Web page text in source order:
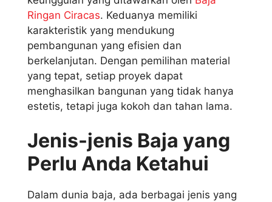
Ringan Ciracas. Keduanya memiliki
karakteristik yang mendukung
pembangunan yang efisien dan
berkelanjutan. Dengan pemilihan material
yang tepat, setiap proyek dapat
menghasilkan bangunan yang tidak hanya
estetis, tetapi juga kokoh dan tahan lama.
Jenis-jenis Baja yang
Perlu Anda Ketahui
Dalam dunia baja, ada berbagai jenis yang